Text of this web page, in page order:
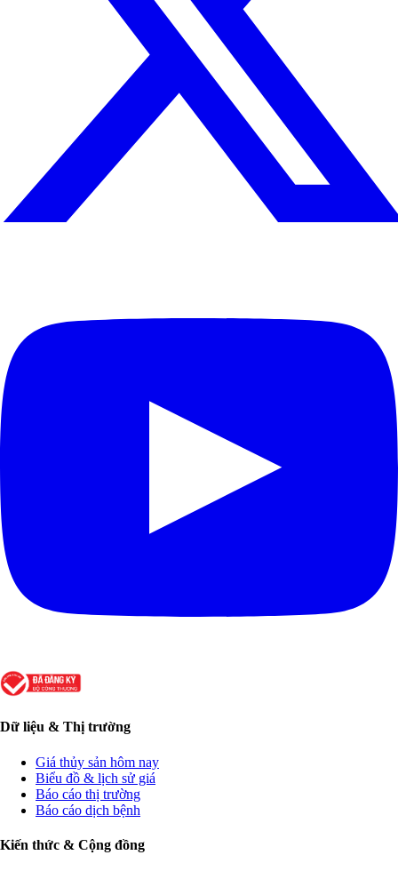
Dữ liệu & Thị trường
Giá thủy sản hôm nay
Biểu đồ & lịch sử giá
Báo cáo thị trường
Báo cáo dịch bệnh
Kiến thức & Cộng đồng